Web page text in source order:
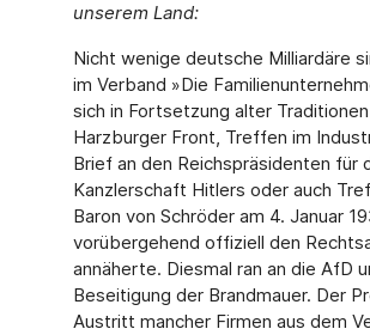
unserem Land:
Nicht wenige deutsche Milliardäre
im Verband »Die
sich in Fortsetzung alter
Harzburger Front, Treffen im
Brief an den Reichspräsidenten für
Kanzlerschaft Hitlers oder auch
Baron von Schröder am 4. Januar
vorübergehend offiziell den
annäherte. Diesmal ran an die AfD
Beseitigung der Brandmauer. Der
Austritt mancher Firmen aus dem